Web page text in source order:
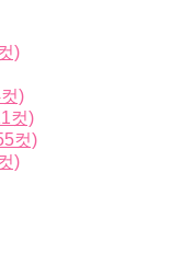
)
)
컷)
컷)
)